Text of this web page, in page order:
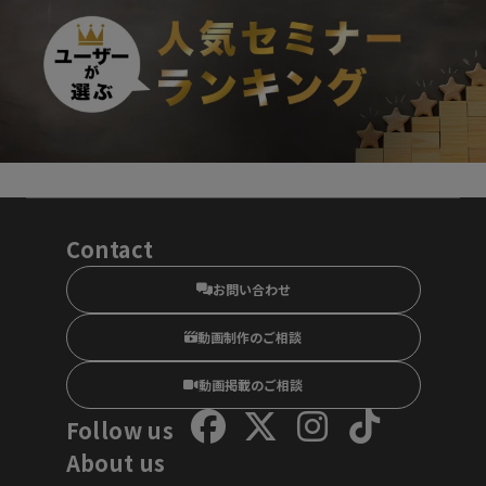
Contact
お問い合わせ
動画制作のご相談
動画掲載のご相談
Follow us
About us